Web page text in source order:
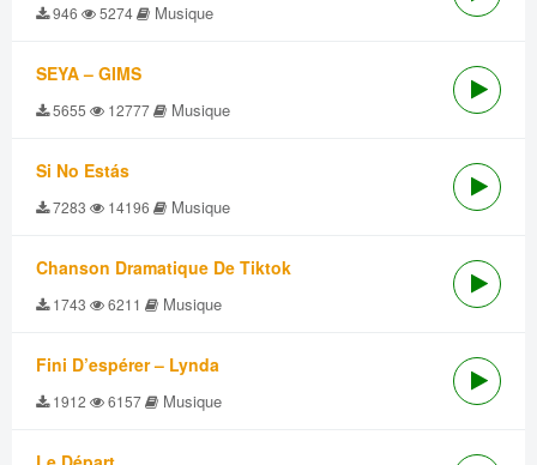
946 5274 Musique
SEYA – GIMS
5655 12777 Musique
Si No Estás
7283 14196 Musique
Chanson Dramatique De Tiktok
1743 6211 Musique
Fini D’espérer – Lynda
1912 6157 Musique